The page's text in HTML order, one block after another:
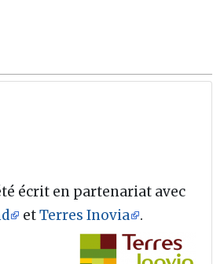
écrit en partenariat avec
etTerres Inovia .